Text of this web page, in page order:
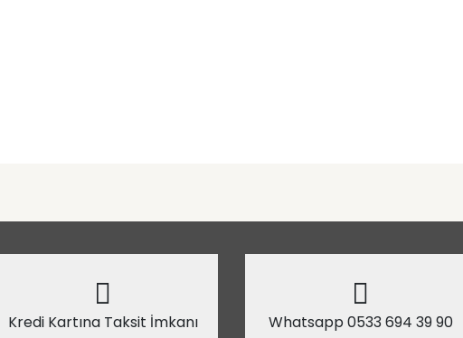
Kredi Kartına Taksit İmkanı Whatsapp 0533 694 39 90